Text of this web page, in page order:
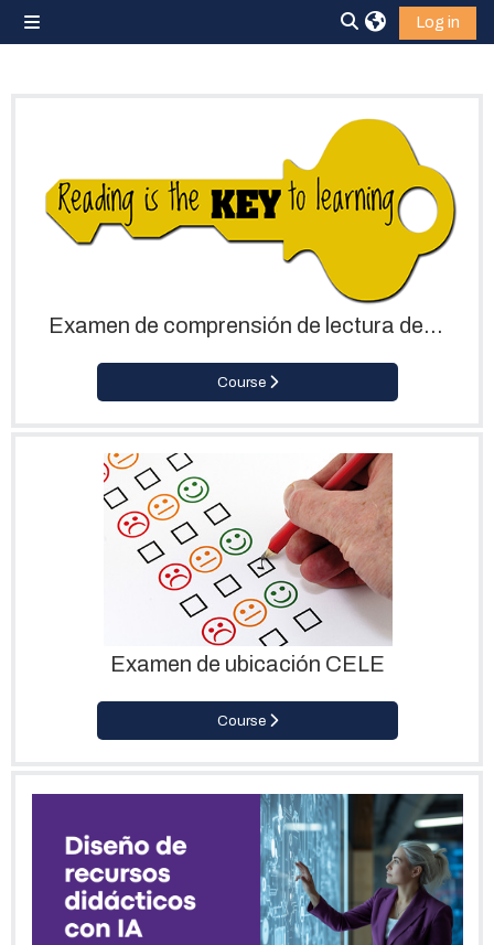
Log in
Examen de comprensión de lectura de Inglés
Course
Examen de ubicación CELE
Course